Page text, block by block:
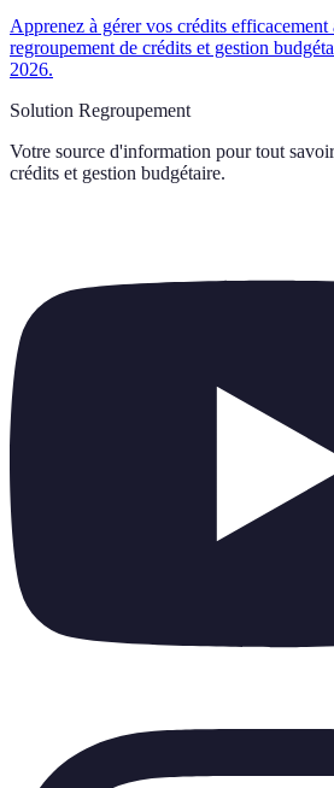
Apprenez à gérer vos crédits efficacement
regroupement de crédits et gestion
2026.
Solution Regroupement
Votre source d'information pour tout
crédits et gestion budgétaire.